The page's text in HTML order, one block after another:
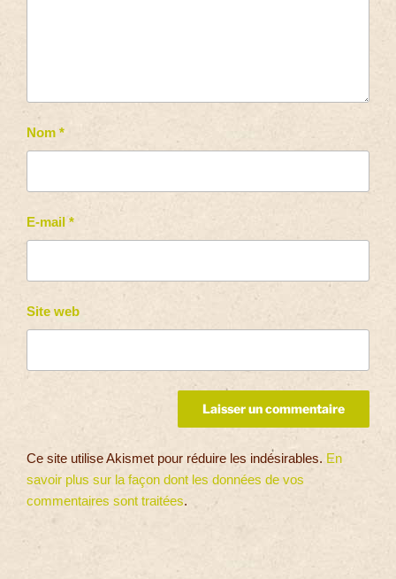
Nom *
E-mail *
Site web
Ce site utilise Akismet pour réduire les indésirables. En
savoir plus sur la façon dont les données de vos
commentaires sont traitées.